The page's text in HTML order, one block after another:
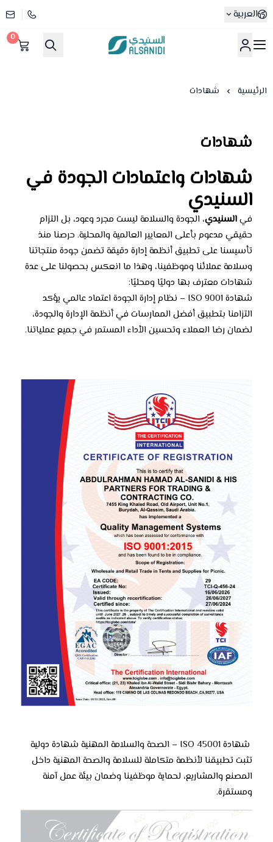
العربية
متجر السنيدي
0
الرئيسية شهادات
شهادات
شهادات واعتمادات الجودة في
السنيدي
فيالسنيدي، الجودة والسلامة ليست مجرد وعود، بل التزام
حقيقي مدعوم بأعلى المعايير العالمية والمحلية. حرصنا منذ
تأسيسنا على تطبيق أنظمة إدارة دقيقة تضمن جودة منتجاتنا
وسلامة عملائنا وموظفينا، وهذا ما انعكس بحصولنا على عدة
شهادات معترف بها دوليًا ومحليًا:
شهادة ISO 9001 – نظام إدارة الجودة اعتماد عالمي يؤكد
التزامنا بتطبيق أفضل الممارسات في أنظمة الإدارة والجودة،
لضمان رضا العملاء وتحسين الأداء المستمر في جميع عملياتنا.
️ شهادة ISO 45001 – الصحة والسلامة المهنية شهادة دولية
تثبت تطبيقنا لأنظمة متكاملة للسلامة والصحة المهنية داخل
المصنع والمشاريع، لحماية موظفينا وضمان بيئة عمل آمنة
ومستقرة.